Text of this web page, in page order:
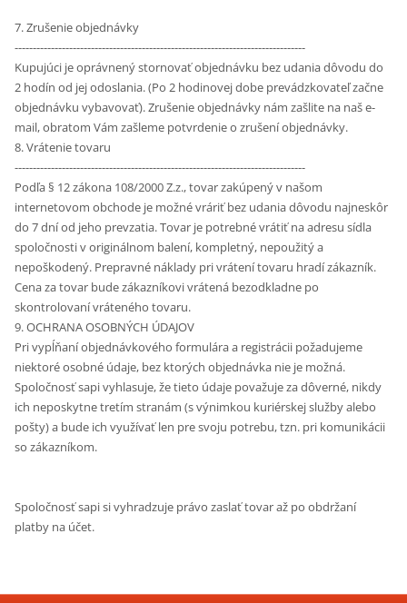
7. Zrušenie objednávky
--------------------------------------------------------------------------------
Kupujúci je oprávnený stornovať objednávku bez udania dôvodu do
2 hodín od jej odoslania. (Po 2 hodinovej dobe prevádzkovateľ začne
objednávku vybavovať). Zrušenie objednávky nám zašlite na naš e-
mail, obratom Vám zašleme potvrdenie o zrušení objednávky.
8. Vrátenie tovaru
--------------------------------------------------------------------------------
Podľa § 12 zákona 108/2000 Z.z., tovar zakúpený v našom
internetovom obchode je možné vráriť bez udania dôvodu najneskôr
do 7 dní od jeho prevzatia. Tovar je potrebné vrátiť na adresu sídla
spoločnosti v originálnom balení, kompletný, nepoužitý a
nepoškodený. Prepravné náklady pri vrátení tovaru hradí zákazník.
Cena za tovar bude zákazníkovi vrátená bezodkladne po
skontrolovaní vráteného tovaru.
9. OCHRANA OSOBNÝCH ÚDAJOV
Pri vypĺňaní objednávkového formulára a registrácii požadujeme
niektoré osobné údaje, bez ktorých objednávka nie je možná.
Spoločnosť sapi vyhlasuje, že tieto údaje považuje za dôverné, nikdy
ich neposkytne tretím stranám (s výnimkou kuriérskej služby alebo
pošty) a bude ich využívať len pre svoju potrebu, tzn. pri komunikácii
so zákazníkom.
Spoločnosť sapi si vyhradzuje právo zaslať tovar až po obdržaní
platby na účet.